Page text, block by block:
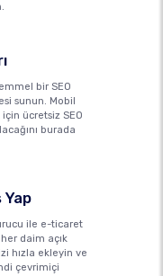
bir SEO
sunun. Mobil
ücretsiz SEO
burada
Yap
ile e-ticaret
daim açık
hızla ekleyin ve
çevrimiçi